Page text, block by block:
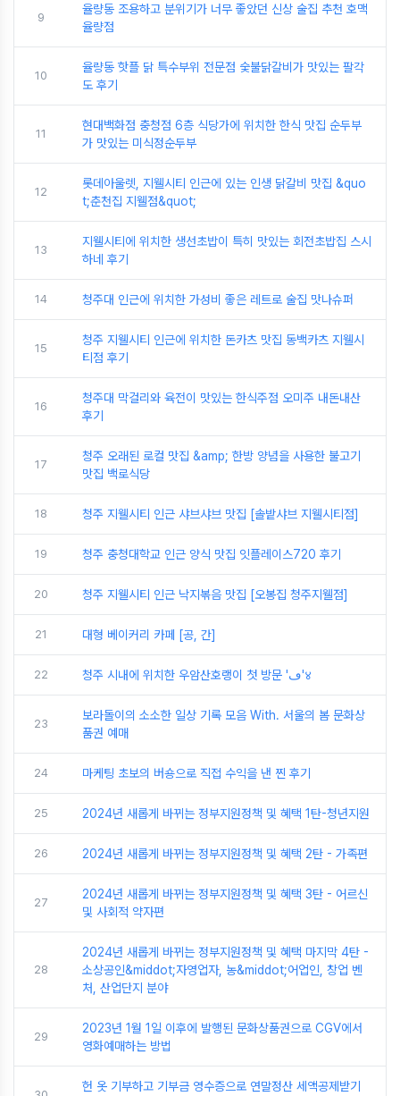
9
율량동 조용하고 분위기가 너무 좋았던 신상 술집 추천 호맥
율량점
10
율량동 핫플 닭 특수부위 전문점 숯불닭갈비가 맛있는 팔각
도 후기
11
현대백화점 충청점 6층 식당가에 위치한 한식 맛집 순두부
가 맛있는 미식정순두부
12
롯데아울렛, 지웰시티 인근에 있는 인생 닭갈비 맛집 &quo
t;춘천집 지웰점&quot;
13
지웰시티에 위치한 생선초밥이 특히 맛있는 회전초밥집 스시
하네 후기
14 청주대 인근에 위치한 가성비 좋은 레트로 술집 맛나슈퍼
15
청주 지웰시티 인근에 위치한 돈카츠 맛집 동백카츠 지웰시
티점 후기
16
청주대 막걸리와 육전이 맛있는 한식주점 오미주 내돈내산
후기
17
청주 오래된 로컬 맛집 &amp; 한방 양념을 사용한 불고기
맛집 백로식당
18 청주 지웰시티 인근 샤브샤브 맛집 [솔밭샤브 지웰시티점]
19 청주 충청대학교 인근 양식 맛집 잇플레이스720 후기
20 청주 지웰시티 인근 낙지볶음 맛집 [오봉집 청주지웰점]
21 대형 베이커리 카페 [공, 간]
22 청주 시내에 위치한 우암산호랭이 첫 방문 'ڡ'४
23
보라돌이의 소소한 일상 기록 모음 With. 서울의 봄 문화상
품권 예매
24 마케팅 초보의 버숑으로 직접 수익을 낸 찐 후기
25 2024년 새롭게 바뀌는 정부지원정책 및 혜택 1탄-청년지원
26 2024년 새롭게 바뀌는 정부지원정책 및 혜택 2탄 - 가족편
27
2024년 새롭게 바뀌는 정부지원정책 및 혜택 3탄 - 어르신
및 사회적 약자편
28
2024년 새롭게 바뀌는 정부지원정책 및 혜택 마지막 4탄 -
소상공인&middot;자영업자, 농&middot;어업인, 창업 벤
처, 산업단지 분야
29
2023년 1월 1일 이후에 발행된 문화상품권으로 CGV에서
영화예매하는 방법
헌 옷 기부하고 기부금 영수증으로 연말정산 세액공제받기